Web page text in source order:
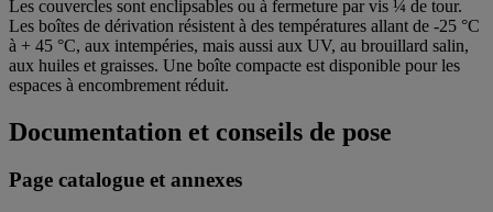
Les couvercles sont enclipsables ou à fermeture par vis ¼ de tour.
Les boîtes de dérivation résistent à des températures allant de -25 °C
à + 45 °C, aux intempéries, mais aussi aux UV, au brouillard salin,
aux huiles et graisses. Une boîte compacte est disponible pour les
espaces à encombrement réduit.
Documentation et conseils de pose
Page catalogue et annexes